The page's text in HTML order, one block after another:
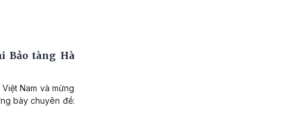
Bảo tàng Hà
Nam và mừng
bày chuyên đề: